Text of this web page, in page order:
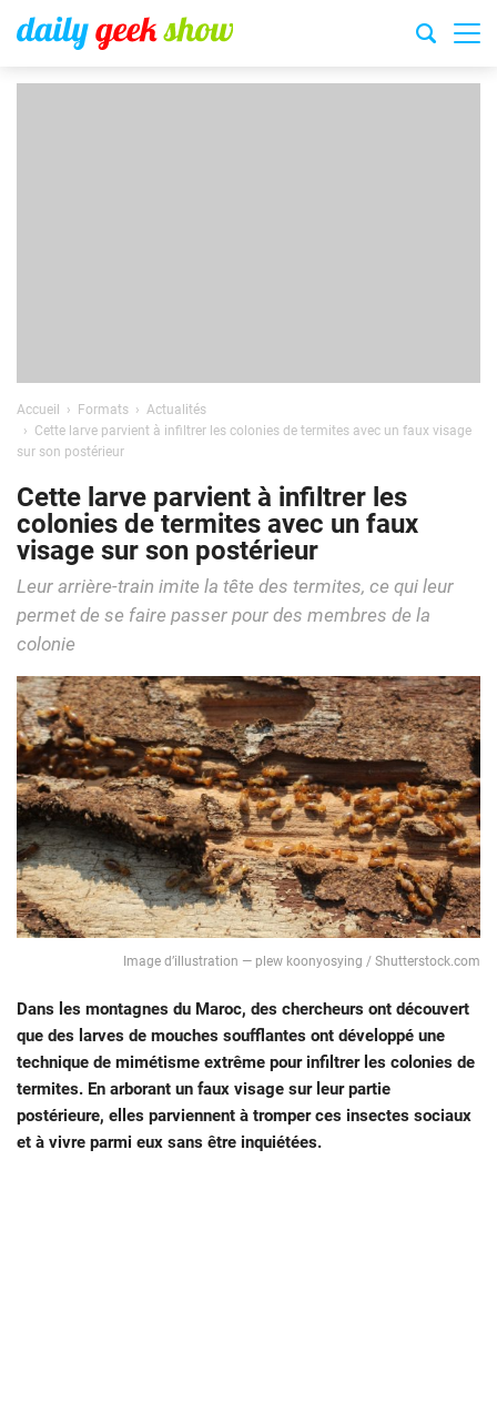
Accueil Formats
Actualités
Cette larve parvient à infiltrer les colonies de termites avec un faux visage
sur son postérieur
Cette larve parvient à infiltrer les
colonies de termites avec un faux
visage sur son postérieur
Leur arrière-train imite la tête des termites, ce qui leur
permet de se faire passer pour des membres de la
colonie
Image d’illustration — plew koonyosying / Shutterstock.com
Dans les montagnes du Maroc, des chercheurs ont découvert
que des larves de mouches soufflantes ont développé une
technique de mimétisme extrême pour infiltrer les colonies de
termites. En arborant un faux visage sur leur partie
postérieure, elles parviennent à tromper ces insectes sociaux
et à vivre parmi eux sans être inquiétées.